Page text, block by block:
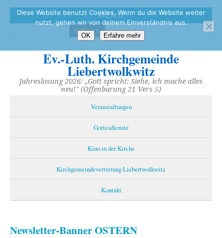
MENÜ
Ev.-Luth. Kirchgemeinde
Liebertwolkwitz
Jahreslosung 2026: „Gott spricht: Siehe, ich mache alles
neu!" (Offenbarung 21 Vers 5)
Veranstaltungen
Gottesdienste
Kino in der Kirche
Kirchgemeindevertretung Liebertwolkwitz
Kontakt
Newsletter-Banner OSTERN
Diese Website benutzt Cookies. Wenn du die Website weiter
nutzt, gehen wir von deinem Einverständnis aus.
OK Erfahre mehr